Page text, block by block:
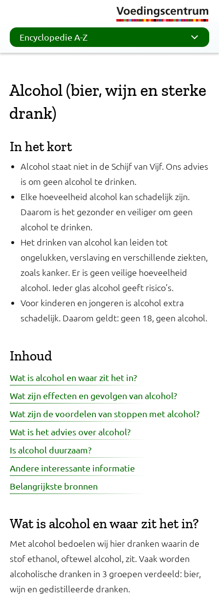
Encyclopedie A-Z
Alcohol (bier, wijn en sterke
drank)
In het kort
Alcohol staat niet in de Schijf van Vijf. Ons advies
is om geen alcohol te drinken.
Elke hoeveelheid alcohol kan schadelijk zijn.
Daarom is het gezonder en veiliger om geen
alcohol te drinken.
Het drinken van alcohol kan leiden tot
ongelukken, verslaving en verschillende ziekten,
zoals kanker. Er is geen veilige hoeveelheid
alcohol. Ieder glas alcohol geeft risico’s.
Voor kinderen en jongeren is alcohol extra
schadelijk. Daarom geldt: geen 18, geen alcohol.
Inhoud
Wat is alcohol en waar zit het in?
Wat zijn effecten en gevolgen van alcohol?
Wat zijn de voordelen van stoppen met alcohol?
Wat is het advies over alcohol?
Is alcohol duurzaam?
Andere interessante informatie
Belangrijkste bronnen
Wat is alcohol en waar zit het in?
Met alcohol bedoelen wij hier dranken waarin de
stof ethanol, oftewel alcohol, zit. Vaak worden
alcoholische dranken in 3 groepen verdeeld: bier,
wijn en gedistilleerde dranken.